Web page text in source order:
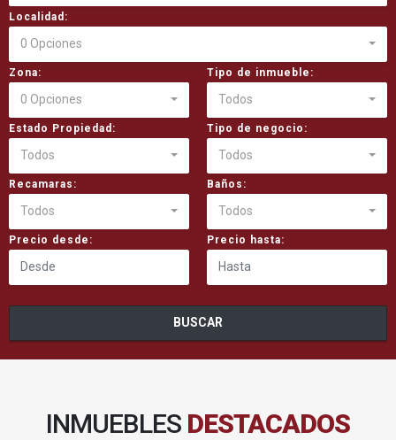
Localidad:
0 Opciones
Zona:
0 Opciones
Tipo de inmueble:
Todos
Estado Propiedad:
Todos
Tipo de negocio:
Todos
Recamaras:
Todos
Baños:
Todos
Precio desde: Precio hasta:
BUSCAR
INMUEBLES DESTACADOS